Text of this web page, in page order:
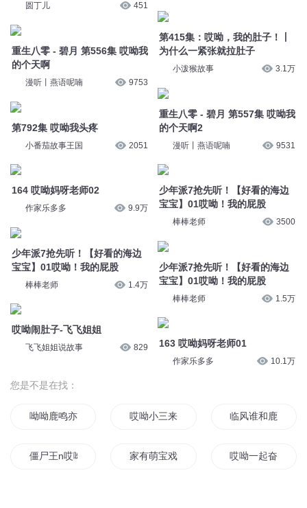
圆丁儿 451
重生八零 - 碧月 第556集 哎呦我
的个天啊
漫听丨燕语呢喃 9753
第792集 哎呦我头疼
小番茄故事王国 2051
164 哎呦妈呀老师02
作家乐多多 9.9万
少年派7抢先听！【好看的海边
宝宝】01哎呦！我的屁股
棒棒老师 1.4万
哎呦闹肚子-飞飞姐姐
飞飞姐姐说故事 829
第415集：哎呦，我的肚子！丨
为什么一紧张就拉肚子
小泼猴故事 3.1万
重生八零 - 碧月 第557集 哎呦我
的个天啊2
漫听丨燕语呢喃 9531
少年派7抢先听！【好看的海边
宝宝】01哎呦！我的屁股
棒棒老师 3500
少年派7抢先听！【好看的海边
宝宝】01哎呦！我的屁股
棒棒老师 1.5万
163 哎呦妈呀老师01
作家乐多多 10.1万
您是不是在找：
呦呦鹿鸣亦若初 哎呦小三来了 临风谁和鹿呦呦
僵尸王n哎呦不错哦 家有萌宝戏精妈咪超甜呦哎呦一起奋斗吧